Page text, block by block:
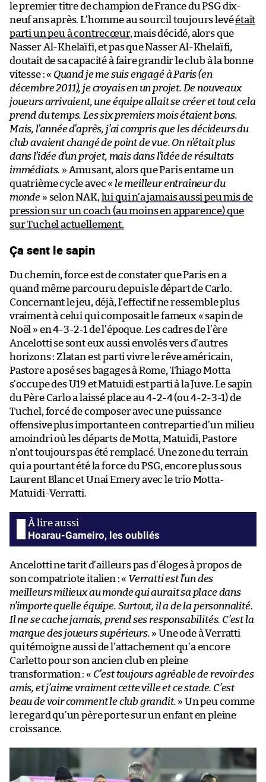
le premier titre de champion de France du PSG dix-
neuf ans après. L’homme au sourcil toujours levéétait
parti un peu à contrecœur, mais décidé, alors que
Nasser Al-Khelaïfi, et pas que Nasser Al-Khelaïfi,
doutait de sa capacité à faire grandir le club à la bonne
vitesse : « Quand je me suis engagé à Paris (en
décembre 2011), je croyais en un projet. De nouveaux
joueurs arrivaient, une équipe allait se créer et tout cela
prend du temps. Les six premiers mois étaient bons.
Mais, l’année d’après, j’ai compris que les décideurs du
club avaient changé de point de vue. On n’était plus
dans l’idée d’un projet, mais dans l’idée de résultats
immédiats. » Amusant, alors que Paris entame un
quatrième cycle avec « le meilleur entraîneur du
monde » selon NAK, lui qui n’a jamais aussi peu mis de
pression sur un coach (au moins en apparence) que
sur Tuchel actuellement.
Ça sent le sapin
Du chemin, force est de constater que Paris en a
quand même parcouru depuis le départ de Carlo.
Concernant le jeu, déjà, l’effectif ne ressemble plus
vraiment à celui qui composait le fameux « sapin de
Noël » en 4-3-2-1 de l’époque. Les cadres de l’ère
Ancelotti se sont eux aussi envolés vers d’autres
horizons : Zlatan est parti vivre le rêve américain,
Pastore a posé ses bagages à Rome, Thiago Motta
s’occupe des U19 et Matuidi est parti à la Juve. Le sapin
du Père Carlo a laissé place au 4-2-4 (ou 4-2-3-1) de
Tuchel, forcé de composer avec une puissance
offensive plus importante en contrepartie d’un milieu
amoindri où les départs de Motta, Matuidi, Pastore
n’ont toujours pas été remplacé. Une zone du terrain
qui a pourtant été la force du PSG, encore plus sous
Laurent Blanc et Unai Emery avec le trio Motta-
Matuidi-Verratti.
Hoarau-Gameiro, les oubliés
Ancelotti ne tarit d’ailleurs pas d’éloges à propos de
son compatriote italien : « Verratti est l’un des
meilleurs milieux au monde qui aurait sa place dans
n’importe quelle équipe. Surtout, il a de la personnalité.
Il ne se cache jamais, prend ses responsabilités. C’est la
marque des joueurs supérieurs. » Une ode à Verratti
qui témoigne aussi de l’attachement qu’a encore
Carletto pour son ancien club en pleine
transformation : « C’est toujours agréable de revoir des
amis, et j’aime vraiment cette ville et ce stade. C’est
beau de voir comment le club grandit. » Un peu comme
le regard qu’un père porte sur un enfant en pleine
croissance.